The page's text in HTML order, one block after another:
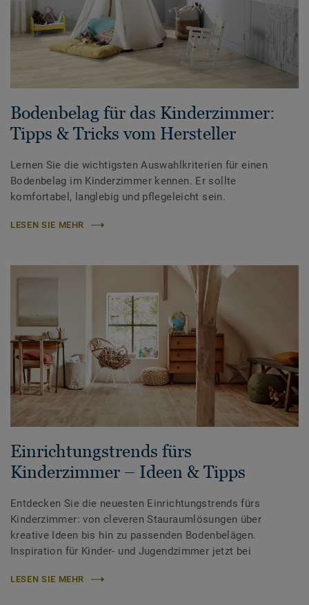
Bodenbelag für das Kinderzimmer:
Tipps & Tricks vom Hersteller
Lernen Sie die wichtigsten Auswahlkriterien für einen
Bodenbelag im Kinderzimmer kennen. Er sollte
komfortabel, langlebig und pflegeleicht sein.
LESEN SIE MEHR
Einrichtungstrends fürs
Kinderzimmer – Ideen & Tipps
Entdecken Sie die neuesten Einrichtungstrends fürs
Kinderzimmer: von cleveren Stauraumlösungen über
kreative Ideen bis hin zu passenden Bodenbelägen.
Inspiration für Kinder- und Jugendzimmer jetzt bei
LESEN SIE MEHR